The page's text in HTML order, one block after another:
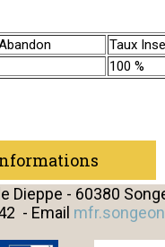
Taux
100 %
Dieppe - 60380
- Email